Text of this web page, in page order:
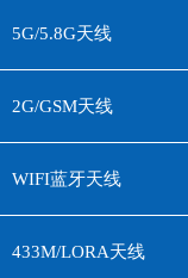
5G/5.8G天线
2G/GSM天线
WIFI蓝牙天线
433M/LORA天线